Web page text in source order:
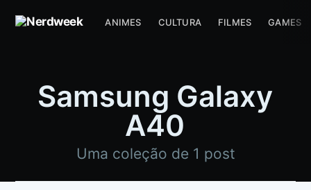
ANIMES CULTURA FILMES GAMES
Samsung Galaxy
A40
Uma coleção de 1 post